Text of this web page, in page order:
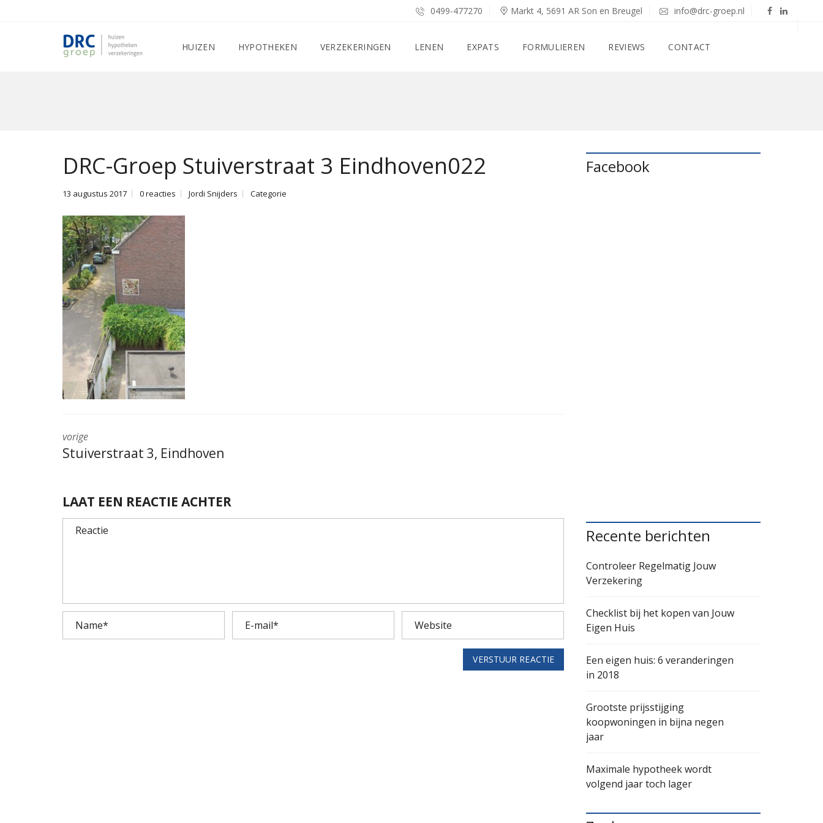
0499-477270 Markt 4, 5691 AR Son en Breugel info@drc-groep.nl
HUIZEN HYPOTHEKEN VERZEKERINGEN LENEN EXPATS FORMULIEREN REVIEWS CONTACT
DRC-Groep Stuiverstraat 3 Eindhoven022
13 augustus 2017 0 reacties Jordi Snijders Categorie
vorige
Stuiverstraat 3, Eindhoven
LAAT EEN REACTIE ACHTER
VERSTUUR REACTIE
Facebook
Recente berichten
Controleer Regelmatig Jouw
Verzekering
Checklist bij het kopen van Jouw
Eigen Huis
Een eigen huis: 6 veranderingen
in 2018
Grootste prijsstijging
koopwoningen in bijna negen
jaar
Maximale hypotheek wordt
volgend jaar toch lager